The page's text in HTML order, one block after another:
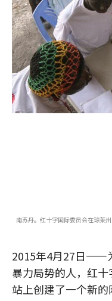
南苏丹。红十字国际委员会在琼莱
2015年4月27日——
暴力局势的人，红
站上创建了一个新的